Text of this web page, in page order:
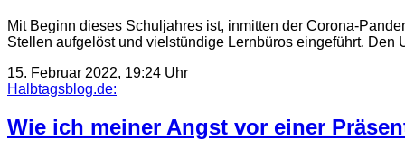
Mit Beginn dieses Schuljahres ist, inmitten der Corona-
Stellen aufgelöst und vielstündige Lernbüros eingeführt. Den
15. Februar 2022, 19:24 Uhr
Halbtagsblog.de:
Wie ich meiner Angst vor einer